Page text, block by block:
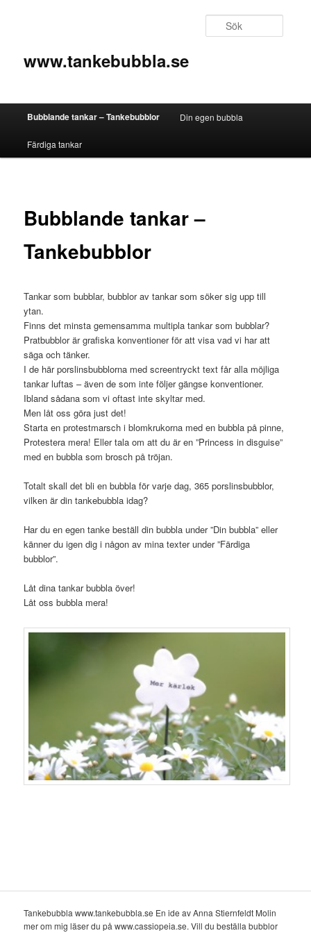
www.tankebubbla.se
Huvudmeny
Hoppa till huvudinnehåll
Hoppa till sekundärt innehåll
Bubblande tankar – Tankebubblor Din egen bubbla
Färdiga tankar
Bubblande tankar –
Tankebubblor
Tankar som bubblar, bubblor av tankar som söker sig upp till
ytan.
Finns det minsta gemensamma multipla tankar som bubblar?
Pratbubblor är grafiska konventioner för att visa vad vi har att
säga och tänker.
I de här porslinsbubblorna med screentryckt text får alla möjliga
tankar luftas – även de som inte följer gängse konventioner.
Ibland sådana som vi oftast inte skyltar med.
Men låt oss göra just det!
Starta en protestmarsch i blomkrukorna med en bubbla på pinne,
Protestera mera! Eller tala om att du är en ”Princess in disguise”
med en bubbla som brosch på tröjan.
Totalt skall det bli en bubbla för varje dag, 365 porslinsbubblor,
vilken är din tankebubbla idag?
Har du en egen tanke beställ din bubbla under ”Din bubbla” eller
känner du igen dig i någon av mina texter under ”Färdiga
bubblor”.
Låt dina tankar bubbla över!
Låt oss bubbla mera!
Tankebubbla www.tankebubbla.se En ide av Anna Stiernfeldt Molin
mer om mig läser du på www.cassiopeia.se. Vill du beställa bubblor